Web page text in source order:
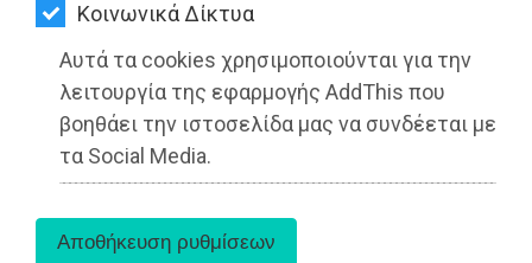
Kοινωνικά Δίκτυα
Αυτά τα cookies χρησιμοποιούνται για την
λειτουργία της εφαρμογής AddThis που
βοηθάει την ιστοσελίδα μας να συνδέεται με
τα Social Media.
ΨΙΘΥΡΟΙ
ΑΠΟΣΤΟΛΗ
ΑΡΘΡΩΝ
27-05-2025
Από την Ειρήνη Δελακά
Δημοσιογράφος - Διεθνολόγος